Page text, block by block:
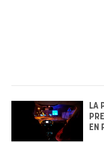
LA
EN